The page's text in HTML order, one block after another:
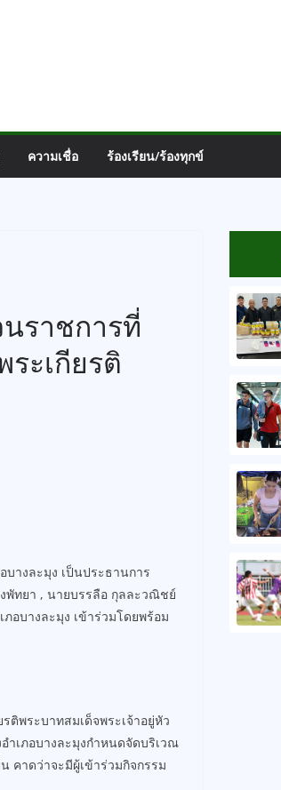
ความเชื่อ ร้องเรียน/ร้องทุกข์
ราชการที่
ะเกียรติ
บางละมุง เป็นประธานการ
พัทยา , นายบรรลือ กุลละวณิชย์
อบางละมุง เข้าร่วมโดยพร้อม
ติพระบาทสมเด็จพระเจ้าอยู่หัว
ำเภอบางละมุงกำหนดจัดบริเวณ
คาดว่าจะมีผู้เข้าร่วมกิจกรรม